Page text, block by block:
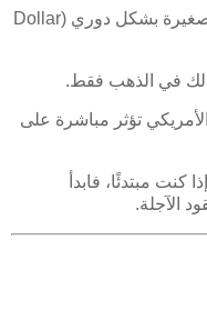
: اشترِ بكميات صغيرة بشكل دوري (Dollar
في الذهب فقط.
تؤثر مباشرة على
كنت مبتدئًا، فابدأ
الآجلة.